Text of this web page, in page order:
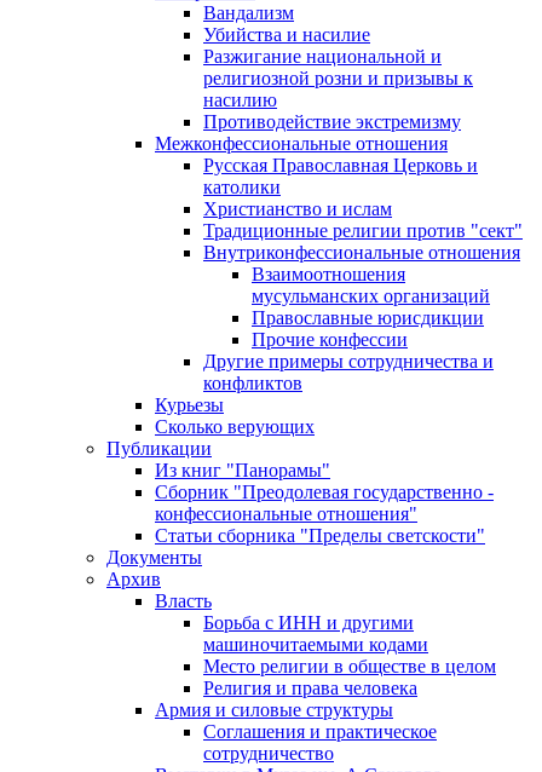
Вандализм
Убийства и насилие
Разжигание национальной и
религиозной розни и призывы к
насилию
Противодействие экстремизму
Межконфессиональные отношения
Русская Православная Церковь и
католики
Христианство и ислам
Традиционные религии против "сект"
Внутриконфессиональные отношения
Взаимоотношения
мусульманских организаций
Православные юрисдикции
Прочие конфессии
Другие примеры сотрудничества и
конфликтов
Курьезы
Сколько верующих
Публикации
Из книг "Панорамы"
Сборник "Преодолевая государственно -
конфессиональные отношения"
Статьи сборника "Пределы светскости"
Документы
Архив
Власть
Борьба с ИНН и другими
машиночитаемыми кодами
Место религии в обществе в целом
Религия и права человека
Армия и силовые структуры
Соглашения и практическое
сотрудничество